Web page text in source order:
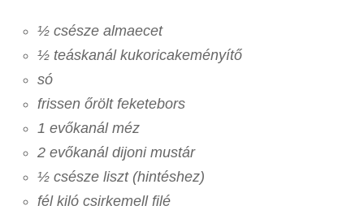
½ csésze almaecet
½ teáskanál kukoricakeményítő
só
frissen őrölt feketebors
1 evőkanál méz
2 evőkanál dijoni mustár
½ csésze liszt (hintéshez)
fél kiló csirkemell filé